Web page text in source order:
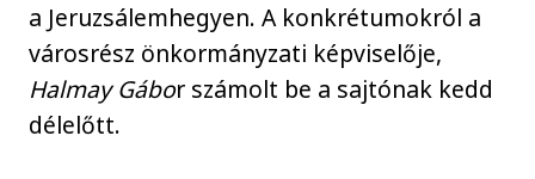
a Jeruzsálemhegyen. A konkrétumokról a
városrész önkormányzati képviselője,
Halmay Gábor számolt be a sajtónak kedd
délelőtt.